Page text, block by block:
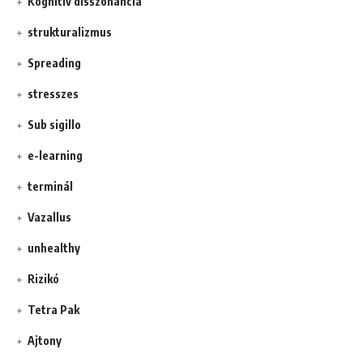
strukturalizmus
Spreading
stresszes
Sub sigillo
e-learning
terminál
Vazallus
unhealthy
Rizikó
Tetra Pak
Ajtony